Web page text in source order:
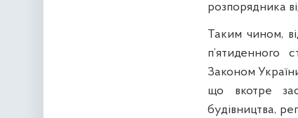
розпорядника
Таким чином,
п’ятиденного
Законом
що вкотре
будівництва,